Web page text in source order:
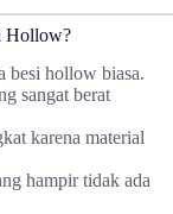
Hollow?
besi hollow biasa.
sangat berat
karena material
hampir tidak ada